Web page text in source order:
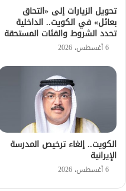
تحويل الزيارات إلى «التحاق
بعائل» في الكويت.. الداخلية
تحدد الشروط والفئات المستحقة
6 أغسطس، 2026
الكويت.. إلغاء ترخيص المدرسة
الإيرانية
6 أغسطس، 2026